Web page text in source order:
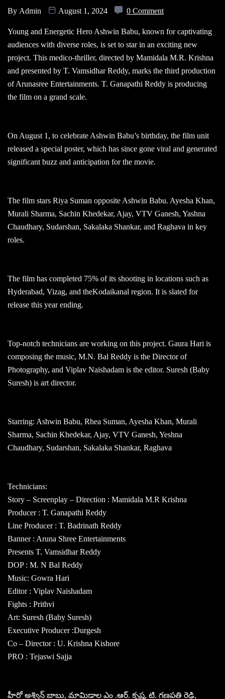
By Admin August 1, 2024 0 Comment
Young and Energetic Hero Ashwin Babu, known for captivating
audiences with diverse roles, is set to star in an exciting new
project. This medico-thriller, directed by Mamidala M.R. Krishna
and presented by T. Vamsidhar Reddy, marks the third production
of Arunasree Entertainments. T. Ganapathi Reddy is producing
the film on a grand scale.
On August 1, to celebrate Ashwin Babu’s birthday, the film unit
released a special poster, which has since gone viral and generated
significant buzz and anticipation for the movie.
The film stars Riya Suman opposite Ashwin Babu. Ayesha Khan,
Murali Sharma, Sachin Khedekar, Ajay, VTV Ganesh, Yashna
Chaudhary, Sudarshan, Sakalaka Shankar, and Raghava in key
roles.
The film has completed 75% of its shooting in locations such as
Hyderabad, Vizag, and theKodaikanal region. It is slated for
release this year ending.
Top-notch technicians are working on this project. Gaura Hari is
composing the music, M.N. Bal Reddy is the Director of
Photography, and Viplav Naishadam is the editor. Suresh (Baby
Suresh) is art director.
Starring: Ashwin Babu, Rhea Suman, Ayesha Khan, Murali
Sharma, Sachin Khedekar, Ajay, VTV Ganesh, Yeshna
Chaudhary, Sudarshan, Sakalaka Shankar, Raghava
Technicians:
Story – Screenplay – Direction : Mamidala M.R Krishna
Producer : T. Ganapathi Reddy
Line Producer : T. Badrinath Reddy
Banner : Aruna Shree Entertainments
Presents T. Vamsidhar Reddy
DOP : M. N Bal Reddy
Music: Gowra Hari
Editor : Viplav Naishadam
Fights : Prithvi
Art: Suresh (Baby Suresh)
Executive Producer :Durgesh
Co – Director : U. Krishna Kishore
PRO : Tejaswi Sajja
హీరో అశ్విన్ బాబు, మామిడాల ఎం .ఆర్. కృష్ణ, టి. గణపతి రెడ్డి,